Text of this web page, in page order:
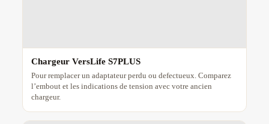
Chargeur VersLife S7PLUS
Pour remplacer un adaptateur perdu ou defectueux. Comparez
l’embout et les indications de tension avec votre ancien
chargeur.